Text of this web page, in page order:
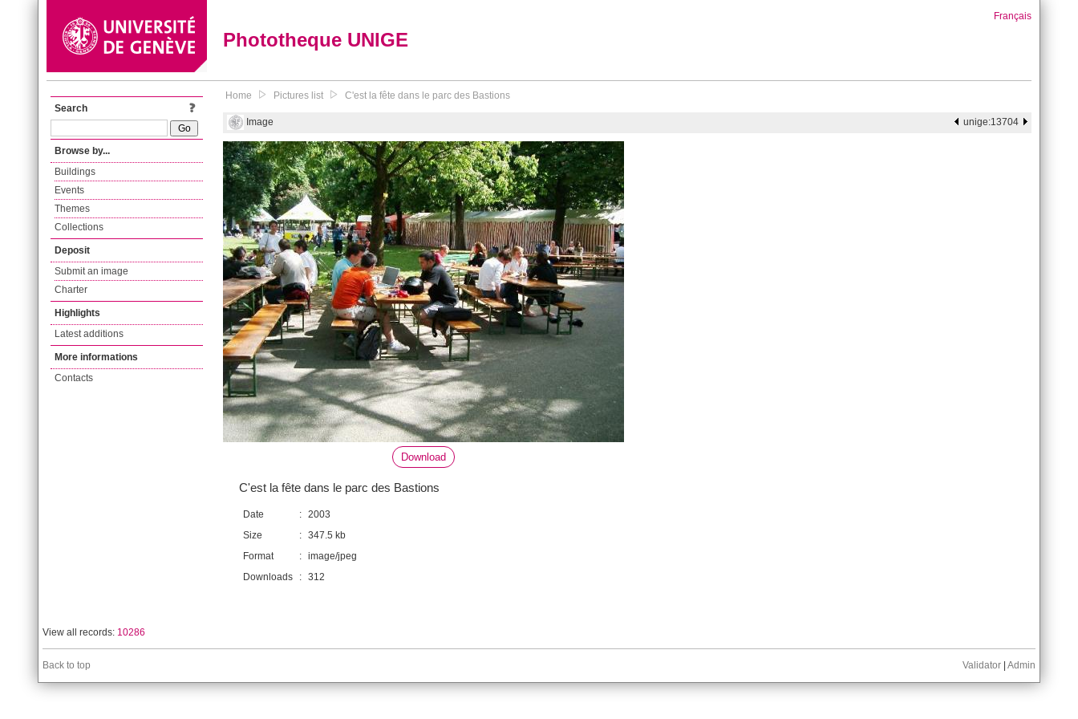
Phototheque UNIGE
Français
Search
Browse by...
Buildings
Events
Themes
Collections
Deposit
Submit an image
Charter
Highlights
Latest additions
More informations
Contacts
Home Pictures list C'est la fête dans le parc des Bastions
Image unige:13704
Download
C'est la fête dans le parc des Bastions
Date : 2003
Size
: 347.5 kb
Format
: image/jpeg
Downloads
: 312
View all records: 10286
Back to top Validator Admin